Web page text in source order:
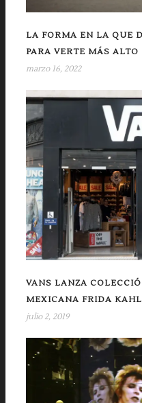
LA FORMA EN LA QUE
PARA VERTE MÁS ALTO
marzo 16, 2022
VANS LANZA
MEXICANA FRIDA
julio 2, 2019